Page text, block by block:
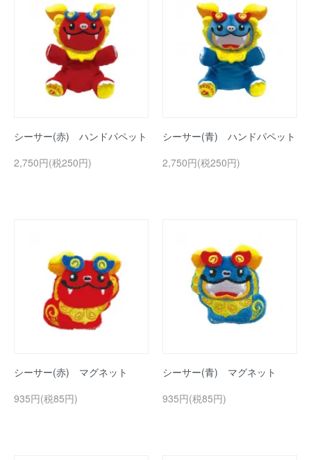
シーサー(赤) ハンドパペット
2,750円(税250円)
シーサー(青) ハンドパペット
2,750円(税250円)
シーサー(赤) マグネット
935円(税85円)
シーサー(青) マグネット
935円(税85円)